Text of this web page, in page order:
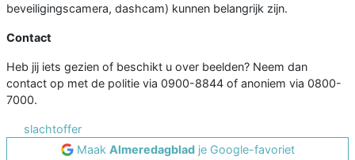
beveiligingscamera, dashcam) kunnen belangrijk zijn.
Contact
Heb jij iets gezien of beschikt u over beelden? Neem dan
contact op met de politie via 0900-8844 of anoniem via 0800-
7000.
slachtoffer
Maak Almeredagbladje Google-favoriet